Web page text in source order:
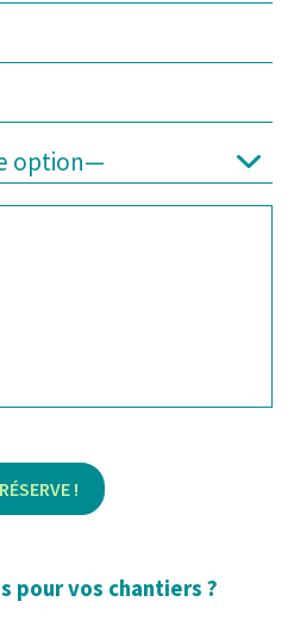
!
pour vos chantiers ?